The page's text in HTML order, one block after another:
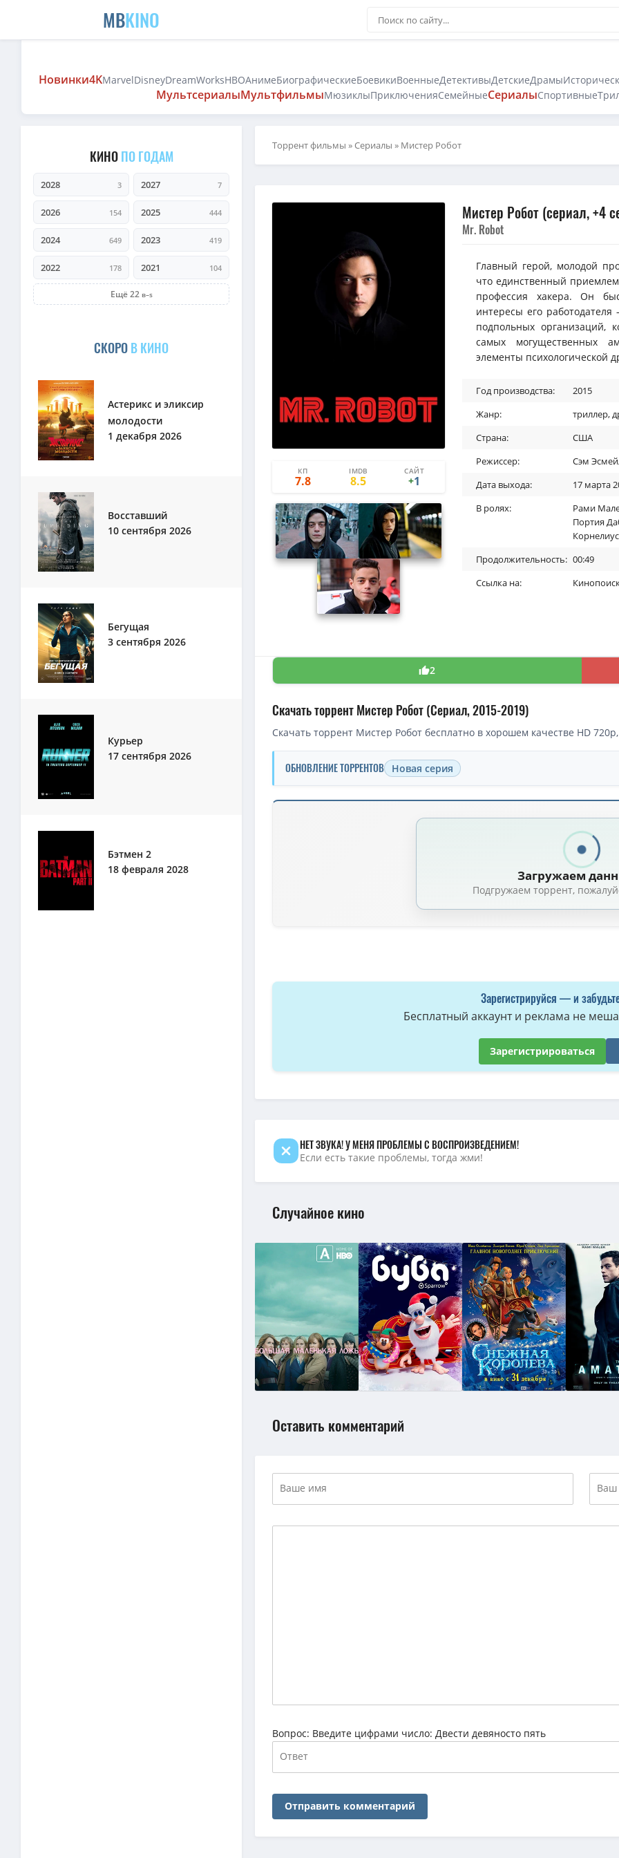
MBKINO
Новинки4KMarvelDisneyDreamWorksHBOАнимеБиографическиеБоевикиВоенныеДетективыДетскиеДрамы
МультсериалыМультфильмыМюзиклыПриключенияСемейныеСериалыСпортивные
КИНОПО ГОДАМ
2028 3 2027 7
2026 154 2025 444
2024 649 2023 419
2022 178 2021 104
Ещё 22
СКОРОВ КИНО
Астерикс и эликсир
молодости
1 декабря 2026
Восставший
10 сентября 2026
Бегущая
3 сентября 2026
Курьер
17 сентября 2026
Бэтмен 2
18 февраля 2028
Торрент фильмы »Сериалы » Мистер Робот
КП
7.8
IMDB
8.5
САЙТ
21
+1
Мистер Робот (сериал, +4
Mr. Robot
Главный герой, молодой
что единственный
профессия хакера. Он
интересы его
подпольных организаций,
самых могущественных
элементы психологической
Год производства:
2015
Жанр:
триллер,
Страна:
США
Режиссер:
Сэм
Дата выхода:
17 марта
В ролях:
Рами
Портия
Продолжительность: 00:49
Ссылка на:
2
Скачать торрент Мистер Робот (Сериал, 2015-2019)
Скачать торрент Мистер Робот бесплатно в хорошем качестве HD
ОБНОВЛЕНИЕ ТОРРЕНТОВ Новая серия
Скачать торрент — Мистер Робот / Mr. Robot / Сезон: 01-04 (2015)
1080p — Мистер Робот (1-4 сезоны: 1-45 серии из 45) / Mr. Robot / 2015-2019 /
1080p — Мистер Робот / Mr. Robot (2015-2019) BDRip [H.265/1080p] [10-bit] (сезон
1080p — Мистер Робот / Mr. Robot [S01-04] (2015-2019) BDRip-HEVC 1080p | Че,
1080p — Мистер Робот (1 сезон: 1-10 серии из 10) / Mr. Robot / 2015 / ДБ (Че), ПМ
BDRip — Мистер Робот / Mr. Robot [S01-04] (2015-2019) BDRip, WEB-DLRip |
1080p — Мистер Робот / Mr. Robot (2016) BDRemux [H.264/1080p] (сезон 2,
1080p — Мистер Робот (2 сезон: 1-12 серии из 12) / Mr. Robot / 2016 / ДБ (Че), 7 x
Мистер Робот / Mr. Robot [S01-04] (2015-2019) WEB-DLRip | LostFilm(26.54 GB,
1080p — Мистер Робот / Mr. Robot (2019) BDRemux [H.264/1080p] (сезон 4,
Загружаем
Подгружаем торрент,
Зарегистрируйся — и
Бесплатный аккаунт и реклама не
Зарегистрироваться
НЕТ ЗВУКА! У МЕНЯ ПРОБЛЕМЫ С ВОСПРОИЗВЕДЕНИЕМ!
Если есть такие проблемы, тогда жми!
Случайное кино
Оставить комментарий
Вопрос: Введите цифрами число: Двести девяносто пять
Отправить комментарий